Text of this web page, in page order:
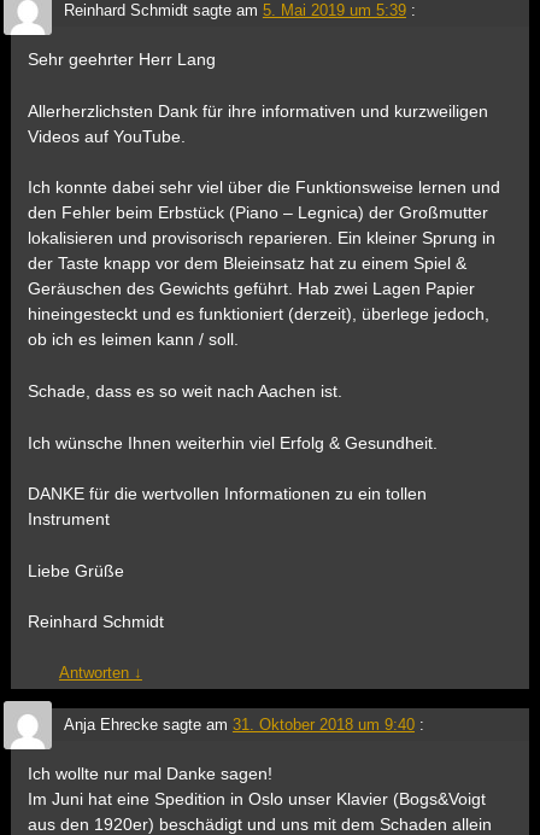
Reinhard Schmidtsagte am 5. Mai 2019 um 5:39 :
Sehr geehrter Herr Lang
Allerherzlichsten Dank für ihre informativen und kurzweiligen
Videos auf YouTube.
Ich konnte dabei sehr viel über die Funktionsweise lernen und
den Fehler beim Erbstück (Piano – Legnica) der Großmutter
lokalisieren und provisorisch reparieren. Ein kleiner Sprung in
der Taste knapp vor dem Bleieinsatz hat zu einem Spiel &
Geräuschen des Gewichts geführt. Hab zwei Lagen Papier
hineingesteckt und es funktioniert (derzeit), überlege jedoch,
ob ich es leimen kann / soll.
Schade, dass es so weit nach Aachen ist.
Ich wünsche Ihnen weiterhin viel Erfolg & Gesundheit.
DANKE für die wertvollen Informationen zu ein tollen
Instrument
Liebe Grüße
Reinhard Schmidt
Antworten ↓
Anja Ehreckesagte am 31. Oktober 2018 um 9:40 :
Ich wollte nur mal Danke sagen!
Im Juni hat eine Spedition in Oslo unser Klavier (Bogs&Voigt
aus den 1920er) beschädigt und uns mit dem Schaden allein